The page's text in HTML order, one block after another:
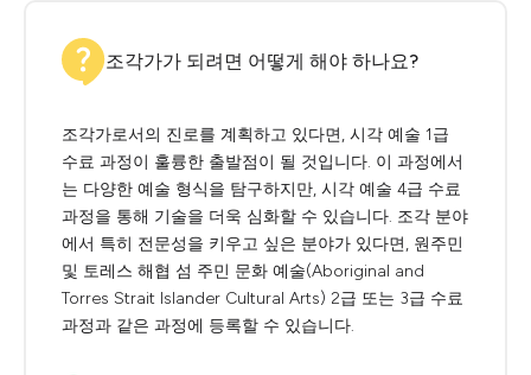
조각가가 되려면 어떻게 해야 하나요?
조각가로서의 진로를 계획하고 있다면, 시각 예술 1급
수료 과정이 훌륭한 출발점이 될 것입니다. 이 과정에서
는 다양한 예술 형식을 탐구하지만, 시각 예술 4급 수료
과정을 통해 기술을 더욱 심화할 수 있습니다. 조각 분야
에서 특히 전문성을 키우고 싶은 분야가 있다면, 원주민
및 토레스 해협 섬 주민 문화 예술(Aboriginal and
Torres Strait Islander Cultural Arts) 2급 또는 3급 수료
과정과 같은 과정에 등록할 수 있습니다.